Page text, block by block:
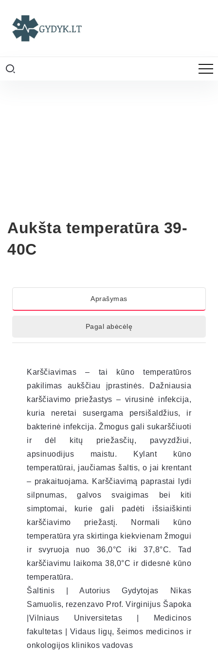
Aukšta temperatūra 39-
40C
Aprašymas
Pagal abėcėlę
Karščiavimas – tai kūno temperatūros
pakilimas aukščiau įprastinės. Dažniausia
karščiavimo priežastys – virusinė infekcija,
kuria neretai susergama persišaldžius, ir
bakterinė infekcija. Žmogus gali sukarščiuoti
ir dėl kitų priežasčių, pavyzdžiui,
apsinuodijus maistu. Kylant kūno
temperatūrai, jaučiamas šaltis, o jai krentant
– prakaituojama. Karščiavimą paprastai lydi
silpnumas, galvos svaigimas bei kiti
simptomai, kurie gali padėti išsiaiškinti
karščiavimo priežastį. Normali kūno
temperatūra yra skirtinga kiekvienam žmogui
ir svyruoja nuo 36,0°C iki 37,8°C. Tad
karščiavimu laikoma 38,0°C ir didesnė kūno
temperatūra.
Šaltinis | Autorius Gydytojas Nikas
Samuolis, rezenzavo Prof. Virginijus Šapoka
|Vilniaus Universitetas | Medicinos
fakultetas | Vidaus ligų, šeimos medicinos ir
onkologijos klinikos vadovas